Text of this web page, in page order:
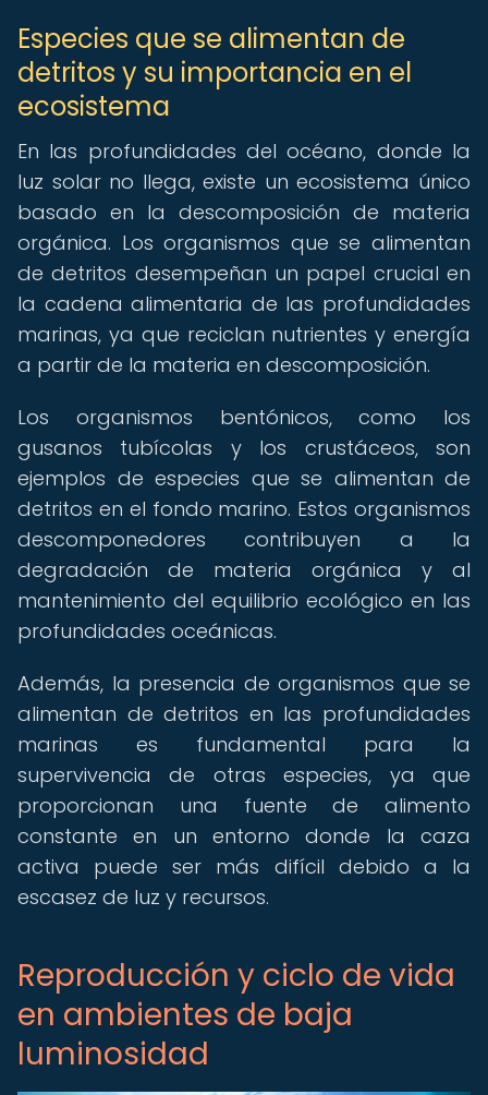
Especies que se alimentan de
detritos y su importancia en el
ecosistema
En las profundidades del océano, donde la
luz solar no llega, existe un ecosistema único
basado en la descomposición de materia
orgánica. Los organismos que se alimentan
de detritos desempeñan un papel crucial en
la cadena alimentaria de las profundidades
marinas, ya que reciclan nutrientes y energía
a partir de la materia en descomposición.
Los organismos bentónicos, como los
gusanos tubícolas y los crustáceos, son
ejemplos de especies que se alimentan de
detritos en el fondo marino. Estos organismos
descomponedores contribuyen a la
degradación de materia orgánica y al
mantenimiento del equilibrio ecológico en las
profundidades oceánicas.
Además, la presencia de organismos que se
alimentan de detritos en las profundidades
marinas es fundamental para la
supervivencia de otras especies, ya que
proporcionan una fuente de alimento
constante en un entorno donde la caza
activa puede ser más difícil debido a la
escasez de luz y recursos.
Reproducción y ciclo de vida
en ambientes de baja
luminosidad